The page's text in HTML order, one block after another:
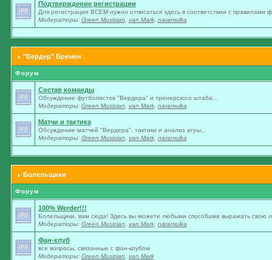
Подтверждение регистрации
Для регистрации ВСЕМ нужно отписаться здесь в соответствии с правилами
Модераторы: Green Musician van Mark, naramulka
"Вердер" Бремен
Форум
Состав команды
Обсуждение футболистов "Вердера" и тренерского штаба...
Модераторы: Green Musician van Mark, naramulka
Матчи и тактика
Обсуждение матчей "Вердера", тактики и анализ игры...
Модераторы: Green Musician van Mark, naramulka
Болельщики
Форум
100% Werder!!!
Болельщики, вам сюда! Здесь вы можете любыми способами выражать свою
Модераторы: Green Musician van Mark, naramulka
Фан-клуб
все вопросы, связанные с фан-клубом
Модераторы: Green Musician van Mark